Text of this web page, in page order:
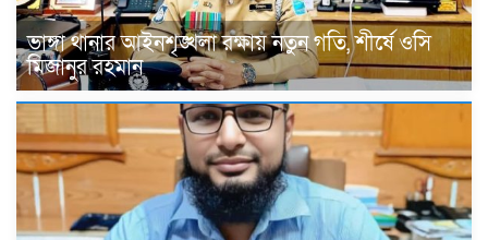
ভাঙ্গা থানার আইনশৃঙ্খলা রক্ষায় নতুন গতি, শীর্ষে ওসি
মিজানুর রহমান